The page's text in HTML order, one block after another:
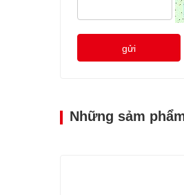
gửi
Những sảm